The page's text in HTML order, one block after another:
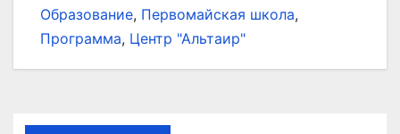
Образование, Первомайская школа,
Программа, Центр "Альтаир"